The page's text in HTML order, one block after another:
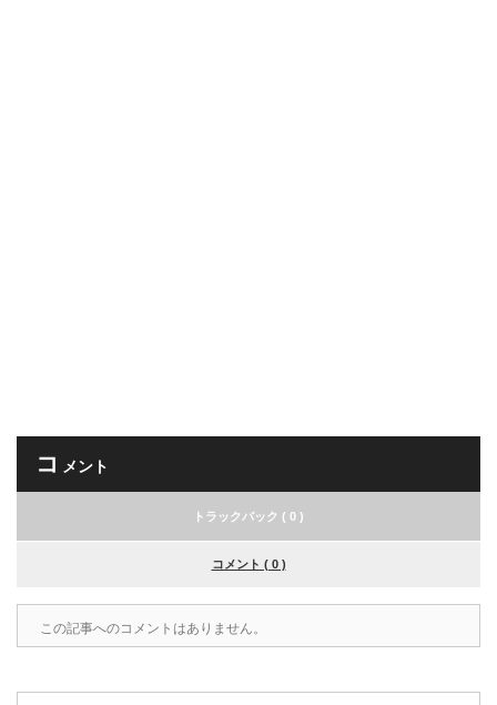
コ メント
トラックバック ( 0 )
コメント ( 0 )
この記事へのコメントはありません。